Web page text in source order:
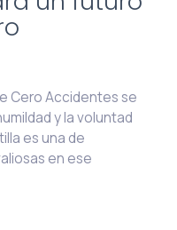
Cero Accidentes se
y la voluntad
es una de
en ese